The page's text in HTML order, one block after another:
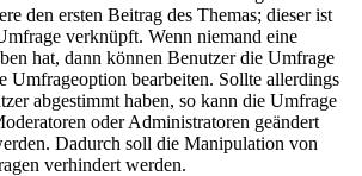
den ersten Beitrag des Themas; dieser ist
verknüpft. Wenn niemand eine
hat, dann können Benutzer die Umfrage
Umfrageoption bearbeiten. Sollte allerdings
abgestimmt haben, so kann die Umfrage
oder Administratoren geändert
Dadurch soll die Manipulation von
verhindert werden.